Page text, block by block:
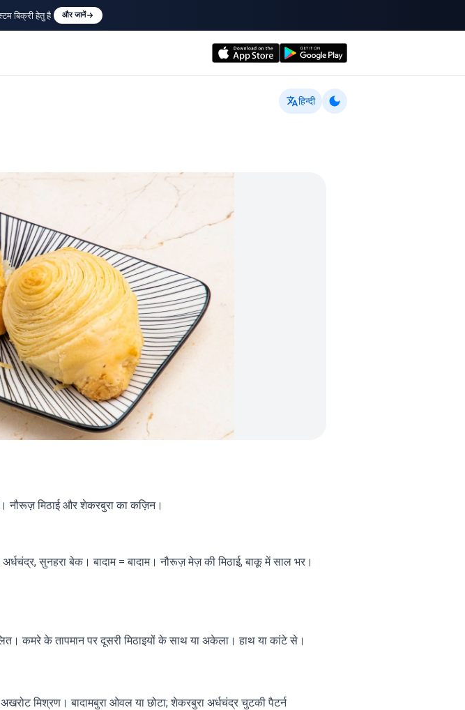
बिक्री हेतु है और जानें
हिन्दी
नौरूज़ मिठाई और शेकरबुरा का कज़िन।
सुनहरा बेक। बादाम = बादाम। नौरूज़ मेज़ की मिठाई, बाकू में साल भर।
कमरे के तापमान पर दूसरी मिठाइयों के साथ या अकेला। हाथ या कांटे से।
मिश्रण। बादामबुरा ओवल या छोटा; शेकरबुरा अर्धचंद्र चुटकी पैटर्न